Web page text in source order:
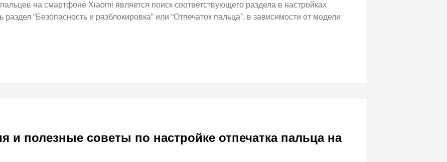
на смартфоне Xiaomi является поиск соответствующего раздела в настройках
“Безопасность и разблокировка” или “Отпечаток пальца”, в зависимости от модели
и полезные советы по настройке отпечатка пальца на